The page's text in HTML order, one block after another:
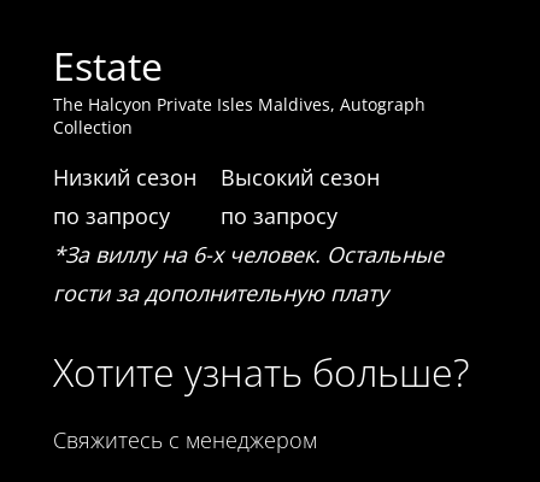
Estate
The Halcyon Private Isles Maldives, Autograph
Collection
Низкий сезон
по запросу
Высокий сезон
по запросу
*За виллу на 6-х человек. Остальные
гости за дополнительную плату
Хотите узнать больше?
Свяжитесь с менеджером